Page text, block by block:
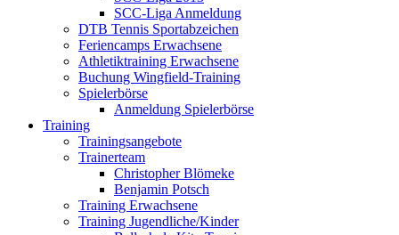
SCC-Liga Anmeldung
DTB Tennis Sportabzeichen
Feriencamps Erwachsene
Athletiktraining Erwachsene
Buchung Wingfield-Training
Spielerbörse
Anmeldung Spielerbörse
Training
Trainingsangebote
Trainerteam
Christopher Blömeke
Benjamin Potsch
Training Erwachsene
Training Jugendliche/Kinder